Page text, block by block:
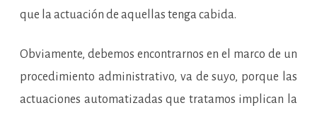
que la actuación de aquellas tenga cabida.
Obviamente, debemos encontrarnos en el marco de un
procedimiento administrativo, va de suyo, porque las
actuaciones automatizadas que tratamos implican la